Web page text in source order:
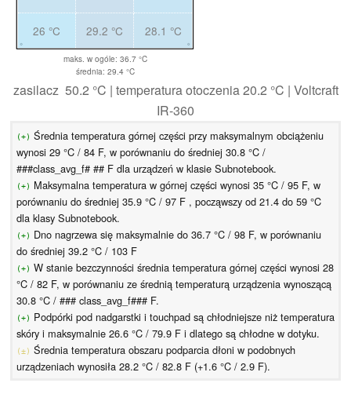
26 °C 29.2 °C 28.1 °C
maks. w ogóle: 36.7 °C
średnia: 29.4 °C
zasilacz 50.2 °C | temperatura otoczenia 20.2 °C | Voltcraft
IR-360
(+) Średnia temperatura górnej części przy maksymalnym obciążeniu
wynosi 29 °C / 84 F, w porównaniu do średniej 30.8 °C /
###class_avg_f# ## F dla urządzeń w klasie Subnotebook.
(+) Maksymalna temperatura w górnej części wynosi 35 °C / 95 F, w
porównaniu do średniej 35.9 °C / 97 F , począwszy od 21.4 do 59 °C
dla klasy Subnotebook.
(+) Dno nagrzewa się maksymalnie do 36.7 °C / 98 F, w porównaniu
do średniej 39.2 °C / 103 F
(+) W stanie bezczynności średnia temperatura górnej części wynosi 28
°C / 82 F, w porównaniu ze średnią temperaturą urządzenia wynoszącą
30.8 °C / ### class_avg_f### F.
(+) Podpórki pod nadgarstki i touchpad są chłodniejsze niż temperatura
skóry i maksymalnie 26.6 °C / 79.9 F i dlatego są chłodne w dotyku.
(±) Średnia temperatura obszaru podparcia dłoni w podobnych
urządzeniach wynosiła 28.2 °C / 82.8 F (+1.6 °C / 2.9 F).